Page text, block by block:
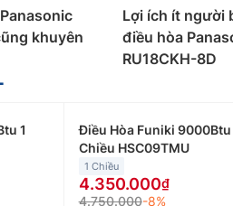
hòa Panasonic 9000btu giao
: Điều hòa Panasonic
Giá bán điều hòa Panasonic
Giá bán điều hòa Panasonic
Điều hòa Panasonic
hòa Panasonic 24000btu
khuyên
Lợi ích ít người
điều hòa
RU18CKH-8D
1
Điều Hòa Funiki 9000Btu
Chiều HSC09TMU
1 Chiều
4.350.000
4.750.000-8%